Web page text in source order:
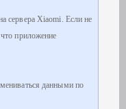
сервера Xiaomi. Если не
приложение
данными по